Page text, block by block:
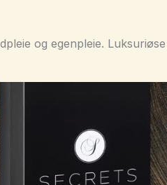
og egenpleie.